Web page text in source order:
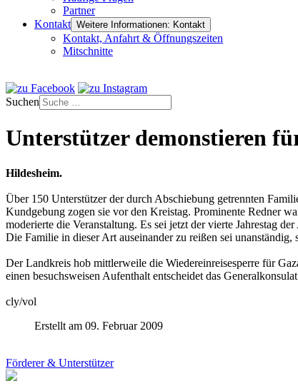
Partner
Kontakt Weitere Informationen: Kontakt
Kontakt, Anfahrt & Öffnungszeiten
Mitschnitte
Suchen
Unterstützer demonstieren
Hildesheim.
Über 150 Unterstützer der durch Abschiebung getrennten
Kundgebung zogen sie vor den Kreistag. Prominente Redner
moderierte die Veranstaltung. Es sei jetzt der vierte Jahrestag
Die Familie in dieser Art auseinander zu reißen sei unanständig,
Der Landkreis hob mittlerweile die Wiedereinreisesperre für
einen besuchsweisen Aufenthalt entscheidet das
cly/vol
Erstellt am 09. Februar 2009
Förderer & Unterstützer